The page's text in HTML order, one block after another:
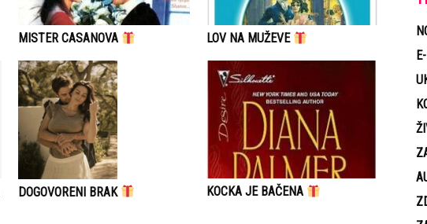
MISTER CASANOVA LOV NA MUŽEVE
DOGOVORENI BRAK KOCKA JE BAČENA